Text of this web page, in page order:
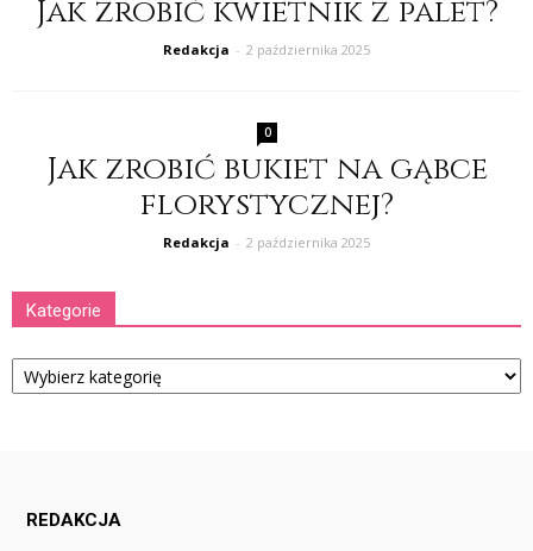
Jak zrobić kwietnik z palet?
Redakcja - 2 października 2025
0
Jak zrobić bukiet na gąbce
florystycznej?
Redakcja - 2 października 2025
Kategorie
Kategorie
REDAKCJA